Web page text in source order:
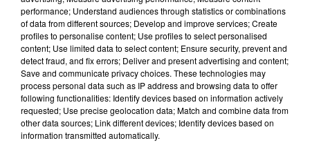
CHRISTOPHE MAE
La Lune
ED SHEERAN
performance; Understand audiences through statistics or combinations
of data from different sources; Develop and improve services; Create
profiles to personalise content; Use profiles to select personalised
content; Use limited data to select content; Ensure security, prevent and
detect fraud, and fix errors; Deliver and present advertising and content;
Save and communicate privacy choices. These technologies may
process personal data such as IP address and browsing data to offer
following functionalities: Identify devices based on information actively
requested; Use precise geolocation data; Match and combine data from
other data sources; Link different devices; Identify devices based on
information transmitted automatically.